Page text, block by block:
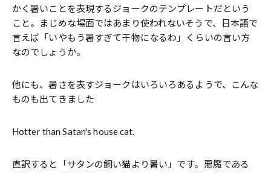
かく暑いことを表現するジョークのテンプレートだという
こと。まじめな場面ではあまり使われないそうで、日本語で
言えば「いやもう暑すぎて干物になるわ」くらいの言い方
なのでしょうか。
他にも、暑さを表すジョークはいろいろあるようで、こんな
ものも出てきました
Hotter than Satan's house cat.
直訳すると「サタンの飼い猫より暑い」です。悪魔である